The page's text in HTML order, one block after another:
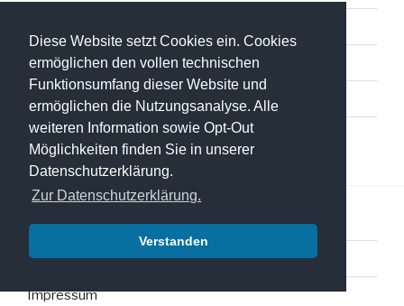
Diese Website setzt Cookies ein. Cookies
ermöglichen den vollen technischen
Funktionsumfang dieser Website und
ermöglichen die Nutzungsanalyse. Alle
weiteren Information sowie Opt-Out
Möglichkeiten finden Sie in unserer
Datenschutzerklärung.
Zur Datenschutzerklärung.
Verstanden
January 2008 (2)
December 2007 (3)
Datenschutzerklärung
Impressum